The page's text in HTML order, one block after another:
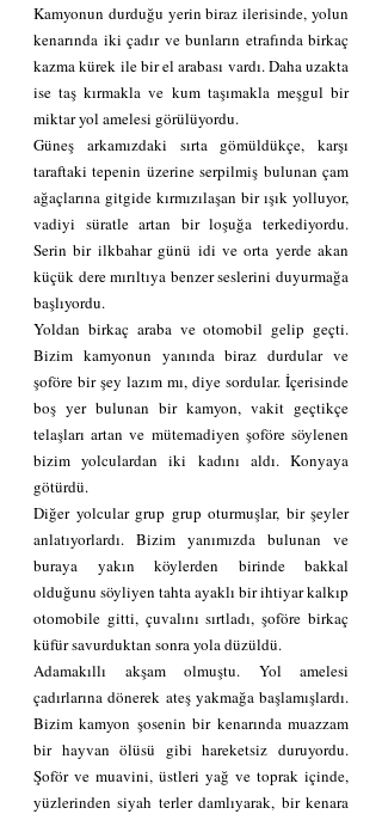
Kamyonun durduğu yerin biraz ilerisinde, yolun
kenarında iki çadır ve bunların etrafında birkaç
kazma kürek ile bir el arabası vardı. Daha uzakta
ise taş kırmakla ve kum taşımakla meşgul bir
miktar yol amelesi görülüyordu.
Güneş arkamızdaki sırta gömüldükçe, karşı
taraftaki tepenin üzerine serpilmiş bulunan çam
ağaçlarına gitgide kırmızılaşan bir ışık yolluyor,
vadiyi süratle artan bir loşuğa terkediyordu.
Serin bir ilkbahar günü idi ve orta yerde akan
küçük dere mırıltıya benzer seslerini duyurmağa
başlıyordu.
Yoldan birkaç araba ve otomobil gelip geçti.
Bizim kamyonun yanında biraz durdular ve
şoföre bir şey lazım mı, diye sordular. İçerisinde
boş yer bulunan bir kamyon, vakit geçtikçe
telaşları artan ve mütemadiyen şoföre söylenen
bizim yolculardan iki kadını aldı. Konyaya
götürdü.
Diğer yolcular grup grup oturmuşlar, bir şeyler
anlatıyorlardı. Bizim yanımızda bulunan ve
buraya yakın köylerden birinde bakkal
olduğunu söyliyen tahta ayaklı bir ihtiyar kalkıp
otomobile gitti, çuvalını sırtladı, şoföre birkaç
küfür savurduktan sonra yola düzüldü.
Adamakıllı akşam olmuştu. Yol amelesi
çadırlarına dönerek ateş yakmağa başlamışlardı.
Bizim kamyon şosenin bir kenarında muazzam
bir hayvan ölüsü gibi hareketsiz duruyordu.
Şoför ve muavini, üstleri yağ ve toprak içinde,
yüzlerinden siyah terler damlıyarak, bir kenara